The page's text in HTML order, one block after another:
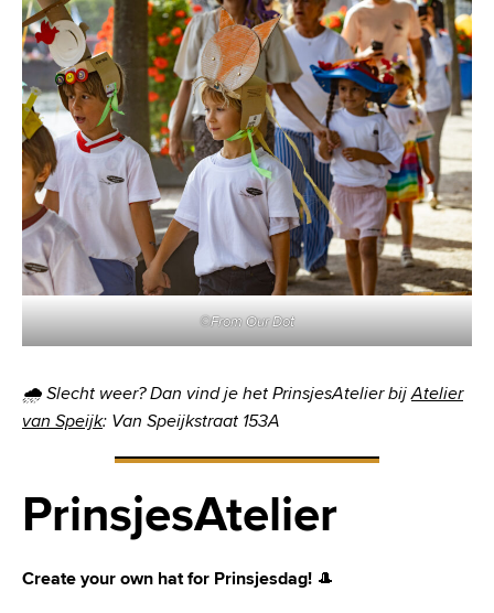
©From Our Dot
🌧 Slecht weer? Dan vind je het PrinsjesAtelier bijAtelier
van Speijk: Van Speijkstraat 153A
PrinsjesAtelier
Create your own hat for Prinsjesdag! 🎩